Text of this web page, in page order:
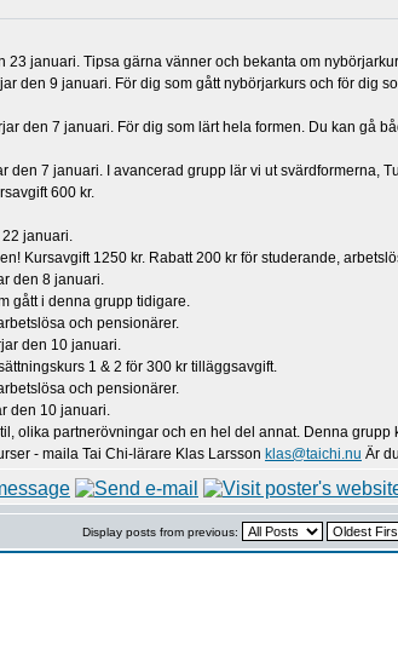
23 januari. Tipsa gärna vänner och bekanta om
den 9 januari. För dig som gått nybörjarkurs och för dig
den 7 januari. För dig som lärt hela formen. Du kan gå
den 7 januari. I avancerad grupp lär vi ut svärdformerna,
600 kr.
januari.
Kursavgift 1250 kr. Rabatt 200 kr för studerande,
den 8 januari.
gått i denna grupp tidigare.
och pensionärer.
den 10 januari.
1 & 2 för 300 kr tilläggsavgift.
och pensionärer.
den 10 januari.
olika partnerövningar och en hel del annat. Denna
- maila Tai Chi-lärare Klas Larsson klas@taichi.nu Är
Display posts from previous: